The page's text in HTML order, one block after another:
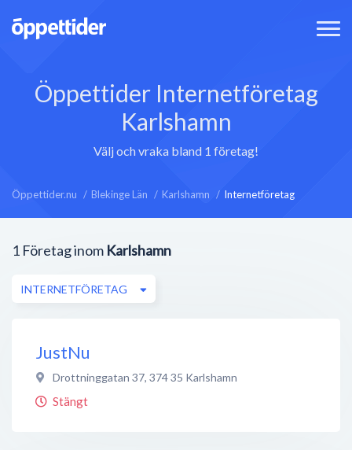
Öppettider Internetföretag
Karlshamn
Välj och vraka bland 1 företag!
Öppettider.nu Blekinge Län Karlshamn Internetföretag
1 Företag inom Karlshamn
INTERNETFÖRETAG
JustNu
Drottninggatan 37, 374 35 Karlshamn
Stängt